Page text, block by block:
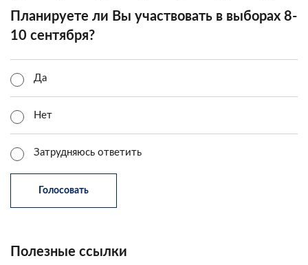
Планируете ли Вы участвовать в выборах 8-
10 сентября?
Да
Нет
Затрудняюсь ответить
Полезные ссылки